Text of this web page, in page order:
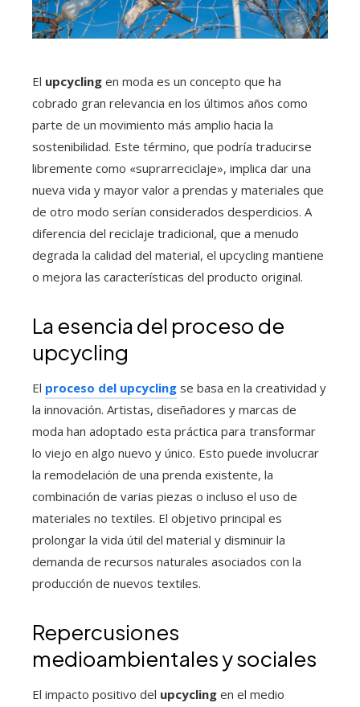
El upcycling en moda es un concepto que ha
cobrado gran relevancia en los últimos años como
parte de un movimiento más amplio hacia la
sostenibilidad. Este término, que podría traducirse
libremente como «suprarreciclaje», implica dar una
nueva vida y mayor valor a prendas y materiales que
de otro modo serían considerados desperdicios. A
diferencia del reciclaje tradicional, que a menudo
degrada la calidad del material, el upcycling mantiene
o mejora las características del producto original.
La esencia del proceso de
upcycling
El proceso del upcycling se basa en la creatividad y
la innovación. Artistas, diseñadores y marcas de
moda han adoptado esta práctica para transformar
lo viejo en algo nuevo y único. Esto puede involucrar
la remodelación de una prenda existente, la
combinación de varias piezas o incluso el uso de
materiales no textiles. El objetivo principal es
prolongar la vida útil del material y disminuir la
demanda de recursos naturales asociados con la
producción de nuevos textiles.
Repercusiones
medioambientales y sociales
El impacto positivo del upcycling en el medio